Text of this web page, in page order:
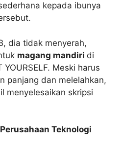
kepada ibunya
dia tidak menyerah,
magang mandiri di
YOURSELF. Meski harus
panjang dan melelahkan,
menyelesaikan skripsi
Teknologi